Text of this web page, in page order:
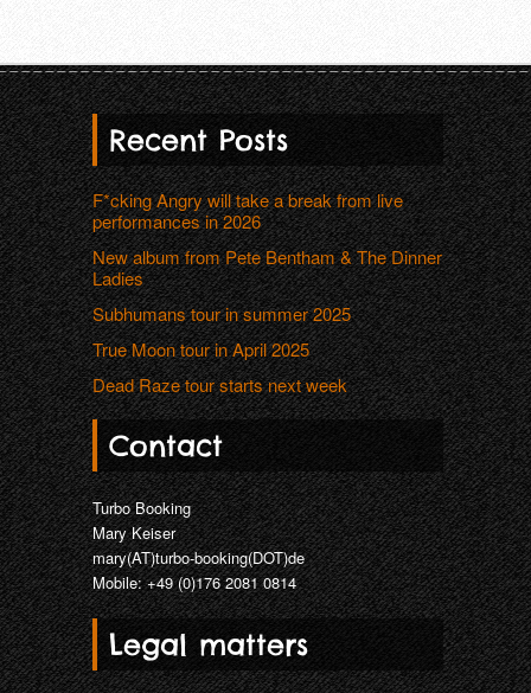
Recent Posts
F*cking Angry will take a break from live
performances in 2026
New album from Pete Bentham & The Dinner
Ladies
Subhumans tour in summer 2025
True Moon tour in April 2025
Dead Raze tour starts next week
Contact
Turbo Booking
Mary Keiser
mary(AT)turbo-booking(DOT)de
Mobile: +49 (0)176 2081 0814
Legal matters